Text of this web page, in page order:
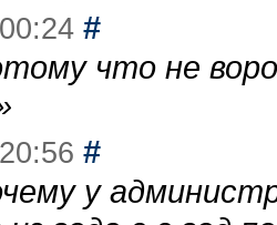
#
что не
#
у